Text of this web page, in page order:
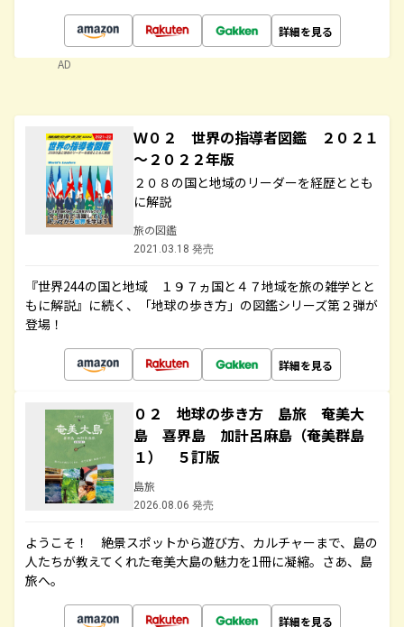
詳細を見る
AD
Ｗ０２ 世界の指導者図鑑 ２０２１
～２０２２年版
２０８の国と地域のリーダーを経歴ととも
に解説
旅の図鑑
2021.03.18 発売
『世界244の国と地域 １９７ヵ国と４７地域を旅の雑学とと
もに解説』に続く、「地球の歩き方」の図鑑シリーズ第２弾が
登場！
詳細を見る
０２ 地球の歩き方 島旅 奄美大
島 喜界島 加計呂麻島（奄美群島
１） ５訂版
島旅
2026.08.06 発売
ようこそ！ 絶景スポットから遊び方、カルチャーまで、島の
人たちが教えてくれた奄美大島の魅力を1冊に凝縮。さあ、島
旅へ。
詳細を見る